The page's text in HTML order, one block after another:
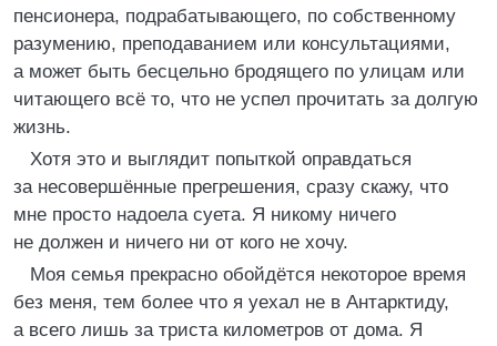
пенсионера, подрабатывающего, по собственному
разумению, преподаванием или консультациями,
а может быть бесцельно бродящего по улицам или
читающего всё то, что не успел прочитать за долгую
жизнь.
Хотя это и выглядит попыткой оправдаться
за несовершённые прегрешения, сразу скажу, что
мне просто надоела суета. Я никому ничего
не должен и ничего ни от кого не хочу.
Моя семья прекрасно обойдётся некоторое время
без меня, тем более что я уехал не в Антарктиду,
а всего лишь за триста километров от дома. Я